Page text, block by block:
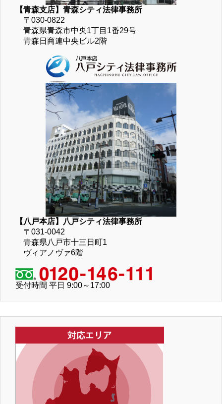
【青森支店】青森シティ法律事務所
〒030-0822
青森県青森市中央1丁目1番29号
青森日商連中央ビル2階
【八戸本店】八戸シティ法律事務所
〒031-0042
青森県八戸市十三日町1
ヴィアノヴァ6階
受付時間 平日 9:00～17:00